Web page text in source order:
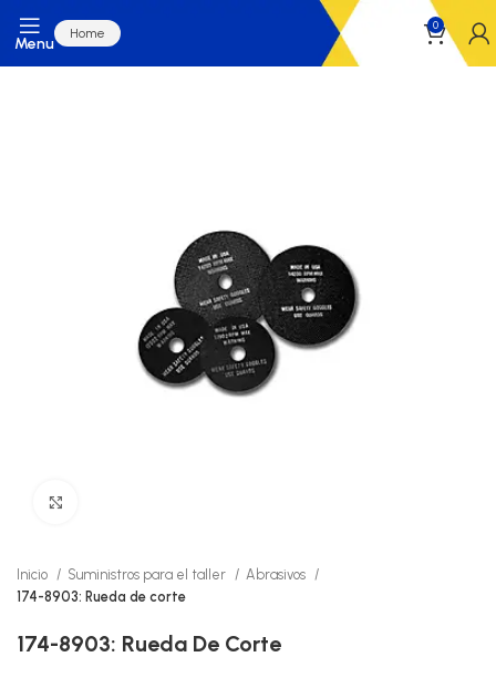
Menu
Home
0
Inicio Suministros para el taller
Abrasivos
174-8903: Rueda de corte
174-8903: Rueda De Corte